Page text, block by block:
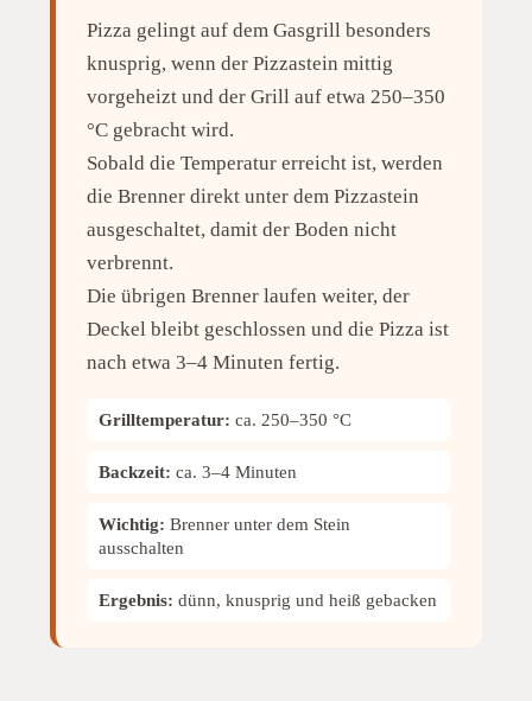
Pizza gelingt auf dem Gasgrill besonders
knusprig, wenn der Pizzastein mittig
vorgeheizt und der Grill auf etwa 250–350
°C gebracht wird.
Sobald die Temperatur erreicht ist, werden
die Brenner direkt unter dem Pizzastein
ausgeschaltet, damit der Boden nicht
verbrennt.
Die übrigen Brenner laufen weiter, der
Deckel bleibt geschlossen und die Pizza ist
nach etwa 3–4 Minuten fertig.
Grilltemperatur: ca. 250–350 °C
Backzeit: ca. 3–4 Minuten
Wichtig: Brenner unter dem Stein
ausschalten
Ergebnis: dünn, knusprig und heiß gebacken